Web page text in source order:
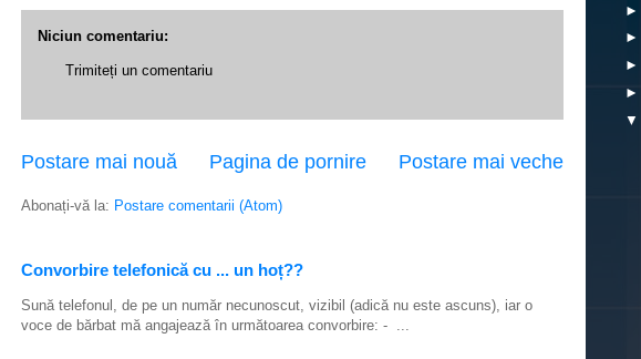
Niciun comentariu:
Trimiteți un comentariu
Postare mai nouă Postare mai veche
Pagina de pornire
Abonați-vă la: Postare comentarii (Atom)
Convorbire telefonică cu ... un hoț??
Sună telefonul, de pe un număr necunoscut, vizibil (adică nu este ascuns), iar o
voce de bărbat mă angajează în următoarea convorbire: - ...
►
►
►
►
▼